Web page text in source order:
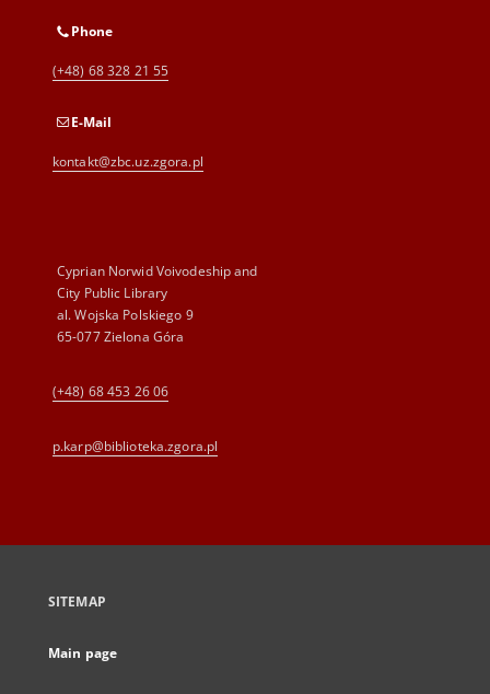
Phone
(+48) 68 328 21 55
E-Mail
kontakt@zbc.uz.zgora.pl
Cyprian Norwid Voivodeship and
City Public Library
al. Wojska Polskiego 9
65-077 Zielona Góra
(+48) 68 453 26 06
p.karp@biblioteka.zgora.pl
SITEMAP
Main page